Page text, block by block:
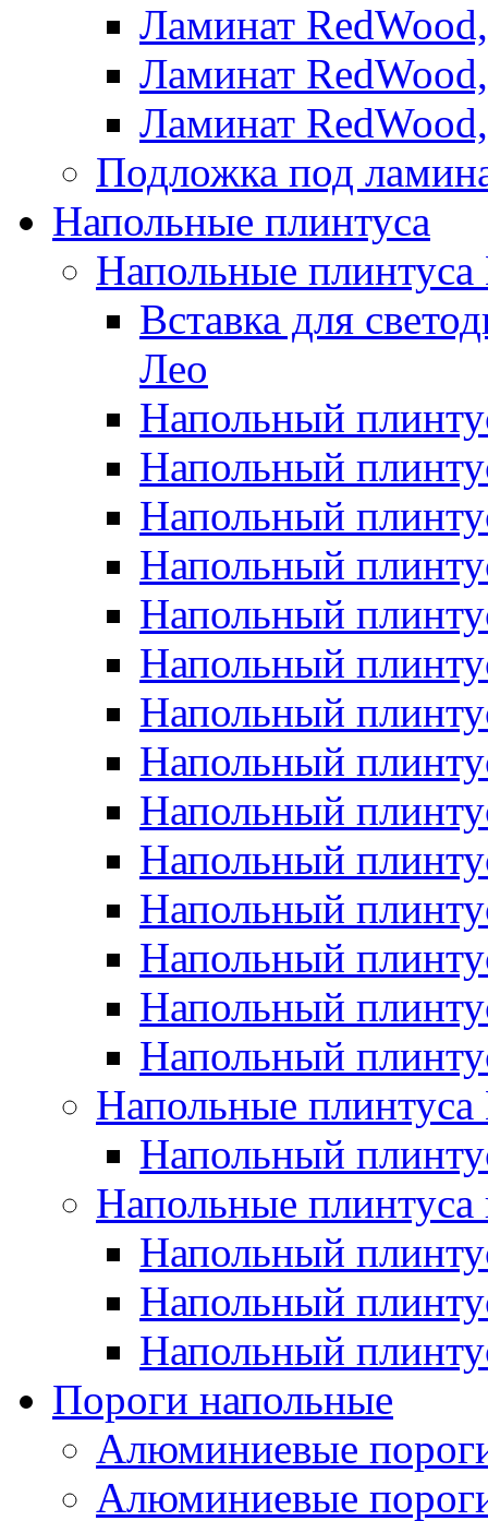
Ламинат
Ламинат
Ламинат
Подложка под
Напольные плинтуса
Напольные
Вставка для
Лео
Напольный
Напольный
Напольный
Напольный
Напольный
Напольный
Напольный
Напольный
Напольный
Напольный
Напольный
Напольный
Напольный
Напольный
Напольные
Напольный
Напольные плинтуса
Напольный
Напольный
Напольный
Пороги напольные
Алюминиевые
Алюминиевые